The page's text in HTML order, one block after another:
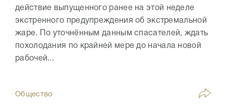
действие выпущенного ранее на этой неделе
экстренного предупреждения об экстремальной
жаре. По уточнённым данным спасателей, ждать
похолодания по крайней мере до начала новой
рабочей...
Общество